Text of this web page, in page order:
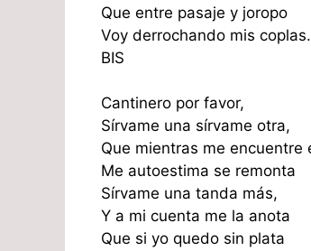
Que entre pasaje y joropo
Voy derrochando mis coplas.
BIS
Cantinero por favor,
Sírvame una sírvame otra,
Que mientras me encuentre
Me autoestima se remonta
Sírvame una tanda más,
Y a mi cuenta me la anota
Que si yo quedo sin plata